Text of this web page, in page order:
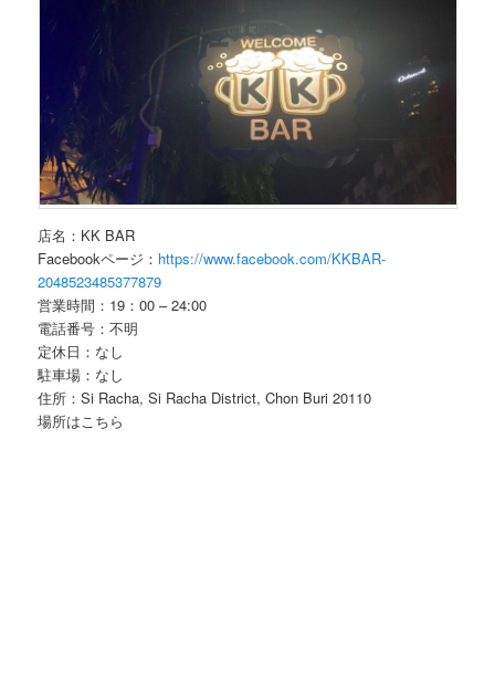
店名：KK BAR
Facebookページ： https://www.facebook.com/KKBAR-
2048523485377879
営業時間：19：00 – 24:00
電話番号：不明
定休日：なし
駐車場：なし
住所：Si Racha, Si Racha District, Chon Buri 20110
場所はこちら